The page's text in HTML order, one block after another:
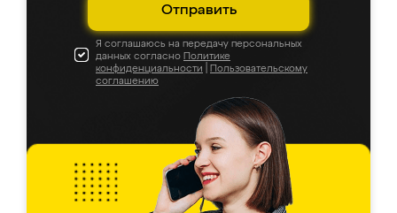
Отправить
Я соглашаюсь на передачу персональных
данных согласно Политике
конфиденциальности
Пользовательскому
соглашению